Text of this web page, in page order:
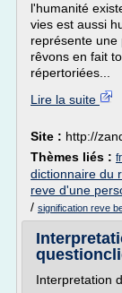
l'humanité
vies est aussi
représente
rêvons en fait
répertoriées...
Lire la suite
Site : http://
Thèmes liés :
dictionnaire du
reve d'une
/ signification reve
Interpretation